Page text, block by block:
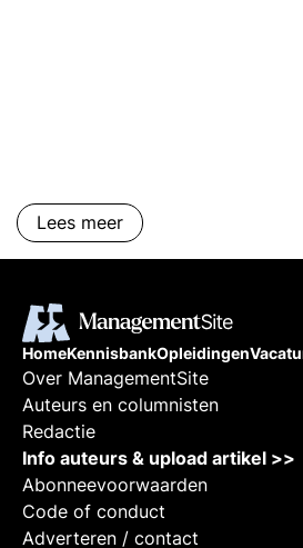
Lees meer
HomeKennisbankOpleidingen
Over ManagementSite
Auteurs en columnisten
Redactie
Info auteurs & upload artikel >>
Abonneevoorwaarden
Code of conduct
Adverteren / contact